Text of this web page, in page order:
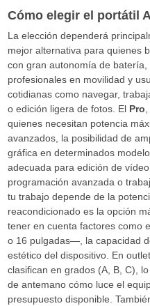
Cómo elegir el portátil
La elección dependerá
mejor alternativa para quienes
con gran autonomía de
profesionales en movilidad y
cotidianas como navegar,
o edición ligera de fotos. El Pro
quienes necesitan potencia
avanzados, la posibilidad de
gráfica en determinados
adecuada para edición de
programación avanzada o
tu trabajo depende de la
reacondicionado es la opción
tener en cuenta factores como
o 16 pulgadas—, la capacidad
estético del dispositivo. En
clasifican en grados (A, B, C),
de antemano cómo luce el
presupuesto disponible.